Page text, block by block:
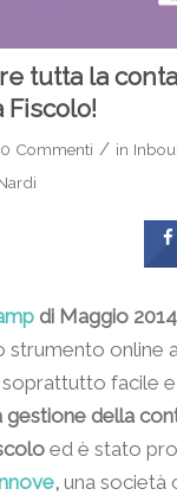
tutta la
Fiscolo!
0 Commenti / in
di Maggio 2014
strumento online
facile
gestione della
ed è stato
, una società